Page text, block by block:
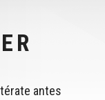
antes